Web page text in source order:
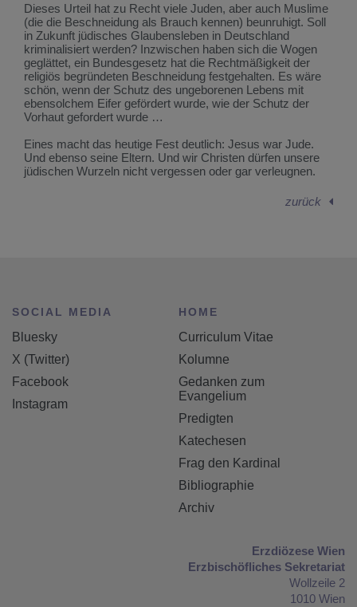
Dieses Urteil hat zu Recht viele Juden, aber auch Muslime
(die die Beschneidung als Brauch kennen) beunruhigt. Soll
in Zukunft jüdisches Glaubensleben in Deutschland
kriminalisiert werden? Inzwischen haben sich die Wogen
geglättet, ein Bundesgesetz hat die Rechtmäßigkeit der
religiös begründeten Beschneidung festgehalten. Es wäre
schön, wenn der Schutz des ungeborenen Lebens mit
ebensolchem Eifer gefördert wurde, wie der Schutz der
Vorhaut gefordert wurde …
Eines macht das heutige Fest deutlich: Jesus war Jude.
Und ebenso seine Eltern. Und wir Christen dürfen unsere
jüdischen Wurzeln nicht vergessen oder gar verleugnen.
zurück
SOCIAL MEDIA
Bluesky
X (Twitter)
Facebook
Instagram
HOME
Curriculum Vitae
Kolumne
Gedanken zum
Evangelium
Predigten
Katechesen
Frag den Kardinal
Bibliographie
Archiv
Erzdiözese Wien
Erzbischöfliches Sekretariat
Wollzeile 2
1010 Wien